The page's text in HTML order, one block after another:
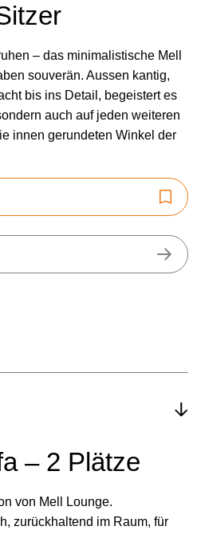
– das minimalistische Mell
souverän. Aussen kantig,
bis ins Detail, begeistert es
auch auf jeden weiteren
innen gerundeten Winkel der
– 2 Plätze
von Mell Lounge.
zurückhaltend im Raum, für